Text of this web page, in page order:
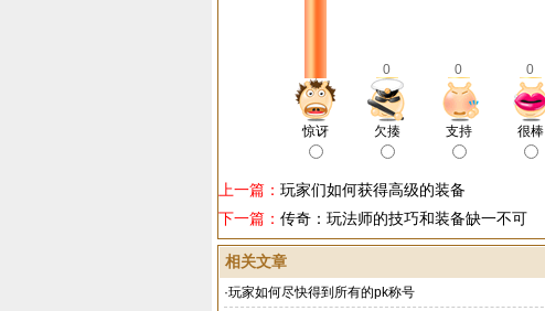
0 0 0
惊讶 欠揍 支持 很棒
上一篇： 玩家们如何获得高级的装备
下一篇： 传奇：玩法师的技巧和装备缺一不可
相关文章
·玩家如何尽快得到所有的pk称号